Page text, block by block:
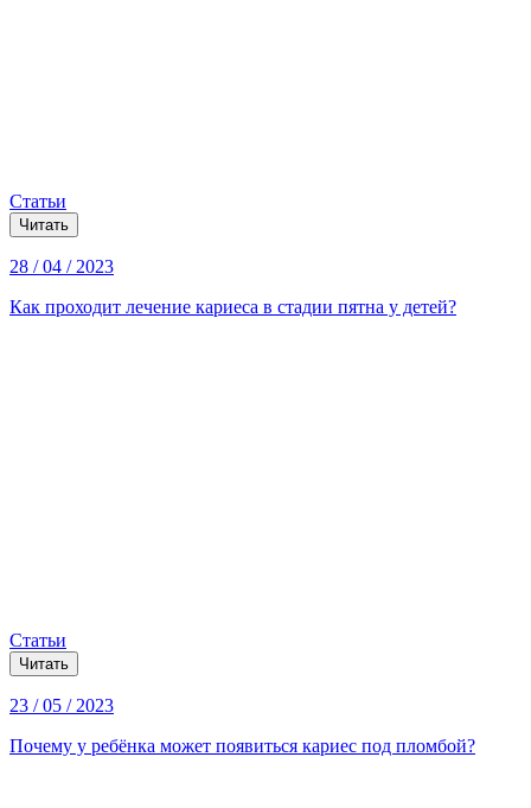
Статьи
Читать
28 / 04 / 2023
Как проходит лечение кариеса в стадии пятна у детей?
Статьи
Читать
23 / 05 / 2023
Почему у ребёнка может появиться кариес под пломбой?